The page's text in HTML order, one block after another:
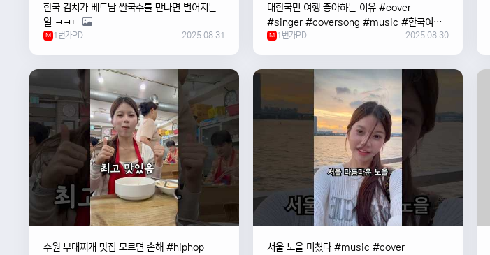
한국 김치가 베트남 쌀국수를 만나면 벌어지는
일 ㅋㅋㄷ
M 1번가PD 2025.08.31
대한국민 여행 좋아하는 이유 #cover
#singer #coversong #music #한국여행
#한국
M 1번가PD 2025.08.30
수원 부대찌개 맛집 모르면 손해 #hiphop
서울 노을 미쳤다 #music #cover